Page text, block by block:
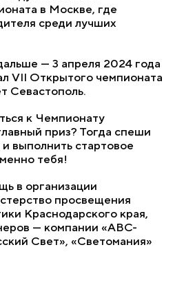
в Москве, где
среди лучших
— 3 апреля 2024 года
VII Открытого чемпионата
Севастополь.
к Чемпионату
приз? Тогда спеши
и выполнить стартовое
тебя!
в организации
просвещения
Краснодарского края,
— компании «АВС-
Свет», «Светомания»